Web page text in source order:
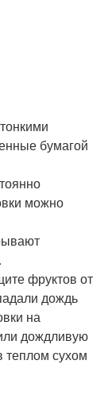
бумагой
можно
фруктов от
дождь
на
дождливую
теплом сухом